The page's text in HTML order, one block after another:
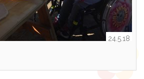
24.5.18